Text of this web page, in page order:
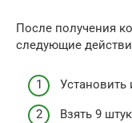
После получения
следующие
Взять 9